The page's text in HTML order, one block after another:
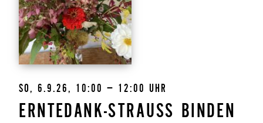
SO, 6.9.26, 10:00 – 12:00 UHR
ERNTEDANK-STRAUSS BINDEN